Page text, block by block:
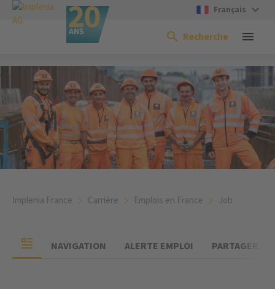
Français
Recherche
Implenia France Carrière Emplois en France Job
NAVIGATION ALERTE EMPLOI PARTAGER